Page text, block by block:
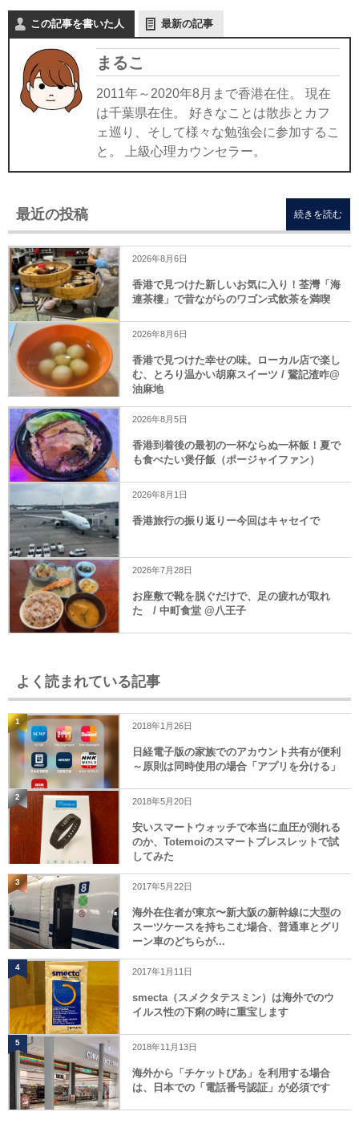
この記事を書いた人 最新の記事
まるこ
2011年～2020年8月まで香港在住。 現在
は千葉県在住。 好きなことは散歩とカフ
ェ巡り、そして様々な勉強会に参加するこ
と。 上級心理カウンセラー。
最近の投稿
2026年8月6日
香港で見つけた新しいお気に入り！荃灣「海
連茶樓」で昔ながらのワゴン式飲茶を満喫
2026年8月6日
香港で見つけた幸せの味。ローカル店で楽し
む、とろり温かい胡麻スイーツ / 鵞記渣咋@
油麻地
2026年8月5日
香港到着後の最初の一杯ならぬ一杯飯！夏で
も食べたい煲仔飯（ポージャイファン）
2026年8月1日
香港旅行の振り返りー今回はキャセイで
2026年7月28日
お座敷で靴を脱ぐだけで、足の疲れが取れ
た / 中町食堂 @八王子
続きを読む
よく読まれている記事
1 2018年1月26日
日経電子版の家族でのアカウント共有が便利
～原則は同時使用の場合「アプリを分ける」
2 2018年5月20日
安いスマートウォッチで本当に血圧が測れる
のか、Totemoiのスマートブレスレットで試
してみた
3 2017年5月22日
海外在住者が東京〜新大阪の新幹線に大型の
スーツケースを持ちこむ場合、普通車とグリ
ーン車のどちらが...
4 2017年1月11日
smecta（スメクタテスミン）は海外でのウ
イルス性の下痢の時に重宝します
5 2018年11月13日
海外から「チケットぴあ」を利用する場合
は、日本での「電話番号認証」が必須です